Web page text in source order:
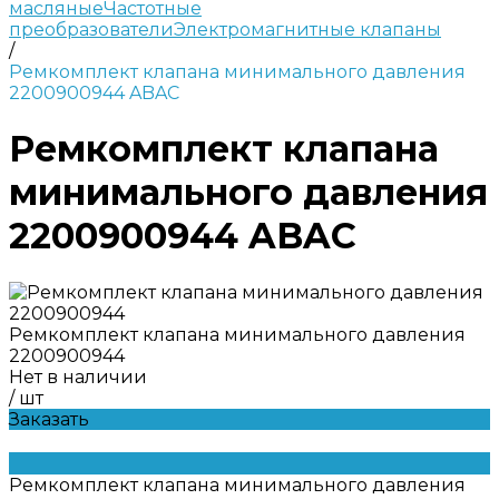
масляныеЧастотные
преобразователиЭлектромагнитные клапаны
/
Ремкомплект клапана минимального давления
2200900944 ABAC
Ремкомплект клапана
минимального давления
2200900944 ABAC
Ремкомплект клапана минимального давления
2200900944
Нет в наличии
/ шт
Заказать
Ремкомплект клапана минимального давления